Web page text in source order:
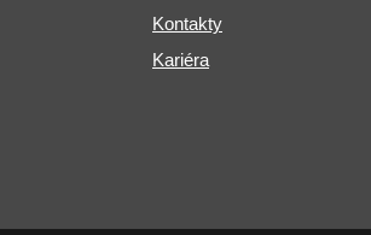
Kontakty
Kariéra